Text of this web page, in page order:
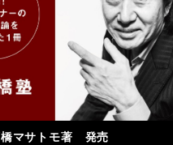
橋マサトモ著 発売